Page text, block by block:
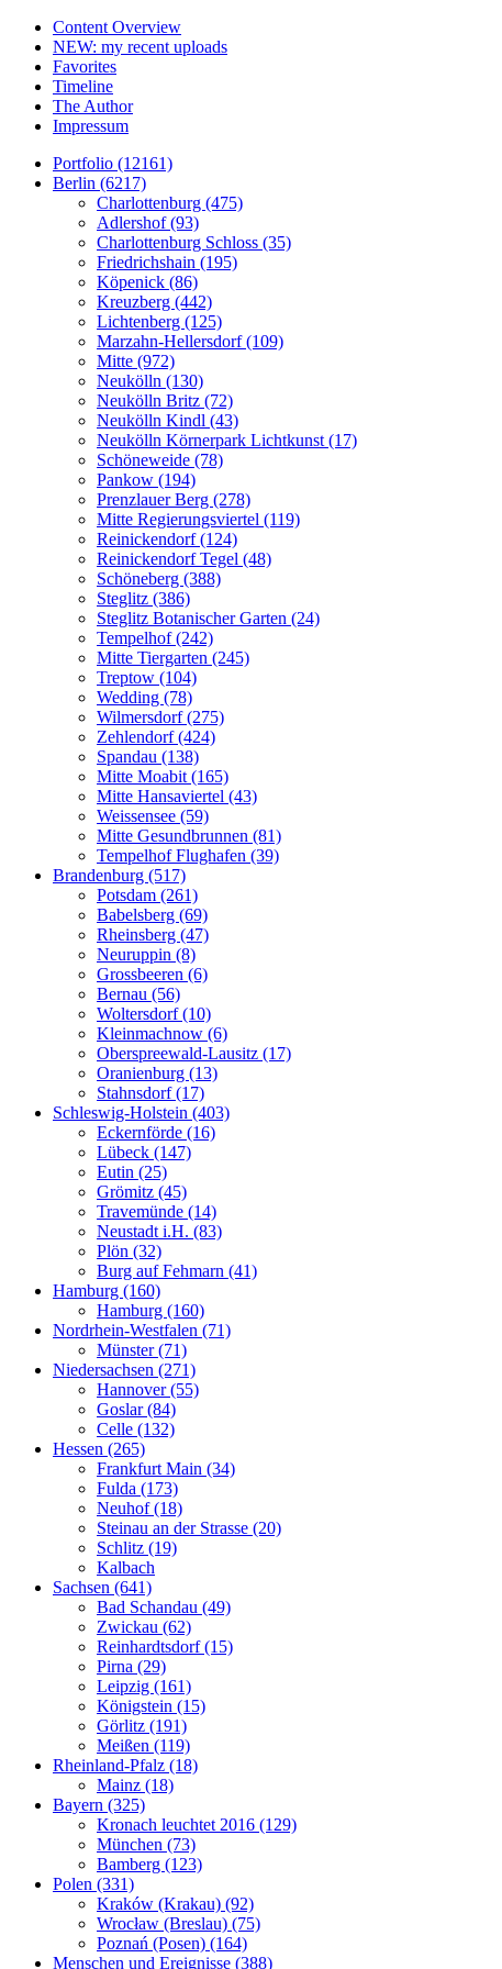
Content Overview
NEW: my recent uploads
Favorites
Timeline
The Author
Impressum
Portfolio (12161)
Berlin (6217)
Charlottenburg (475)
Adlershof (93)
Charlottenburg Schloss (35)
Friedrichshain (195)
Köpenick (86)
Kreuzberg (442)
Lichtenberg (125)
Marzahn-Hellersdorf (109)
Mitte (972)
Neukölln (130)
Neukölln Britz (72)
Neukölln Kindl (43)
Neukölln Körnerpark Lichtkunst (17)
Schöneweide (78)
Pankow (194)
Prenzlauer Berg (278)
Mitte Regierungsviertel (119)
Reinickendorf (124)
Reinickendorf Tegel (48)
Schöneberg (388)
Steglitz (386)
Steglitz Botanischer Garten (24)
Tempelhof (242)
Mitte Tiergarten (245)
Treptow (104)
Wedding (78)
Wilmersdorf (275)
Zehlendorf (424)
Spandau (138)
Mitte Moabit (165)
Mitte Hansaviertel (43)
Weissensee (59)
Mitte Gesundbrunnen (81)
Tempelhof Flughafen (39)
Brandenburg (517)
Potsdam (261)
Babelsberg (69)
Rheinsberg (47)
Neuruppin (8)
Grossbeeren (6)
Bernau (56)
Woltersdorf (10)
Kleinmachnow (6)
Oberspreewald-Lausitz (17)
Oranienburg (13)
Stahnsdorf (17)
Schleswig-Holstein (403)
Eckernförde (16)
Lübeck (147)
Eutin (25)
Grömitz (45)
Travemünde (14)
Neustadt i.H. (83)
Plön (32)
Burg auf Fehmarn (41)
Hamburg (160)
Hamburg (160)
Nordrhein-Westfalen (71)
Münster (71)
Niedersachsen (271)
Hannover (55)
Goslar (84)
Celle (132)
Hessen (265)
Frankfurt Main (34)
Fulda (173)
Neuhof (18)
Steinau an der Strasse (20)
Schlitz (19)
Kalbach
Sachsen (641)
Bad Schandau (49)
Zwickau (62)
Reinhardtsdorf (15)
Pirna (29)
Leipzig (161)
Königstein (15)
Görlitz (191)
Meißen (119)
Rheinland-Pfalz (18)
Mainz (18)
Bayern (325)
Kronach leuchtet 2016 (129)
München (73)
Bamberg (123)
Polen (331)
Kraków (Krakau) (92)
Wrocław (Breslau) (75)
Poznań (Posen) (164)
Menschen und Ereignisse (388)